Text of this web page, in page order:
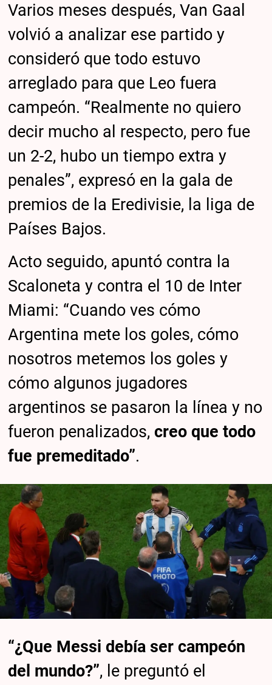
Varios meses después, Van Gaal
volvió a analizar ese partido y
consideró que todo estuvo
arreglado para que Leo fuera
campeón. “Realmente no quiero
decir mucho al respecto, pero fue
un 2-2, hubo un tiempo extra y
penales”, expresó en la gala de
premios de la Eredivisie, la liga de
Países Bajos.
Acto seguido, apuntó contra la
Scaloneta y contra el 10 de Inter
Miami: “Cuando ves cómo
Argentina mete los goles, cómo
nosotros metemos los goles y
cómo algunos jugadores
argentinos se pasaron la línea y no
fueron penalizados,creo que todo
fue premeditado”.
“¿Que Messi debía ser campeón
del mundo?”, le preguntó el